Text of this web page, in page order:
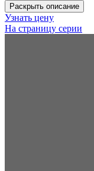
Раскрыть описание
Узнать цену
На страницу серии